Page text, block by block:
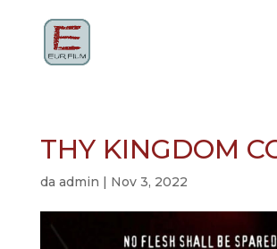
THY KINGDOM
da admin | Nov 3, 2022